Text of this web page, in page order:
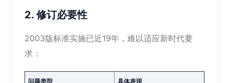
2. 修订必要性
2003版标准实施已近19年，难以适应新时代要
求：
问题类型 具体表现